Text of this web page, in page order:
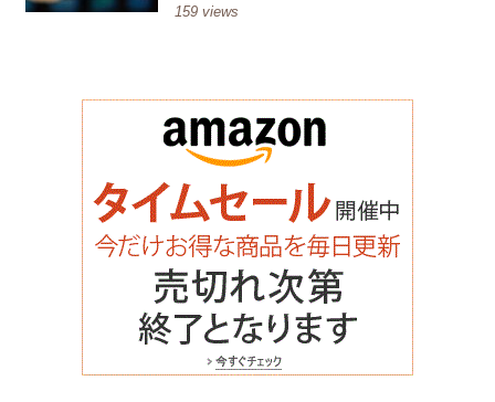
159 views